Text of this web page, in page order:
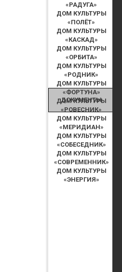
«РАДУГА»
ДОМ КУЛЬТУРЫ
«ПОЛЁТ»
ДОМ КУЛЬТУРЫ
«КАСКАД»
ДОМ КУЛЬТУРЫ
«ОРБИТА»
ДОМ КУЛЬТУРЫ
«РОДНИК»
ДОМ КУЛЬТУРЫ
«ФОРТУНА»
ДОМ КУЛЬТУРЫ
«РОВЕСНИК»
ДОМ КУЛЬТУРЫ
«МЕРИДИАН»
ДОМ КУЛЬТУРЫ
«СОБЕСЕДНИК»
ДОМ КУЛЬТУРЫ
«СОВРЕМЕННИК»
ДОМ КУЛЬТУРЫ
«ЭНЕРГИЯ»
ДОКУМЕНТЫ